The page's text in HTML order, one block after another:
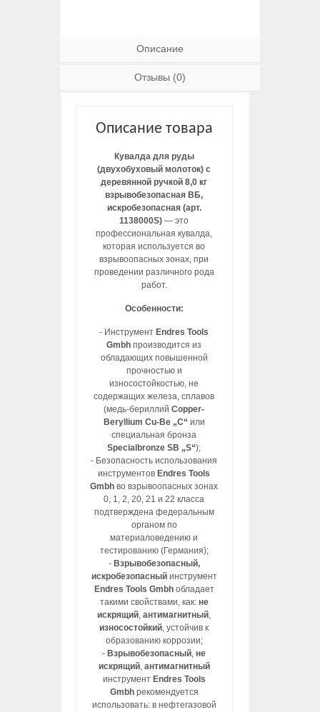
Описание
Отзывы (0)
Описание товара
Кувалда для руды
(двухобуховый молоток) с
деревянной ручкой 8,0 кг
взрывобезопасная ВБ,
искробезопасная (арт.
1138000S) — это
профессиональная кувалда,
которая используется во
взрывоопасных зонах, при
проведении различного рода
работ.
Особенности:
- Инструмент Endres Tools
Gmbh производится из
обладающих повышенной
прочностью и
износостойкостью, не
содержащих железа, сплавов
(медь-бериллийCopper-
Beryllium Cu-Be „C“ или
специальная бронза
Specialbronze SB „S“);
- Безопасность использования
инструментов Endres Tools
Gmbh во взрывоопасных зонах
0, 1, 2, 20, 21 и 22 класса
подтверждена федеральным
органом по
материаловедению и
тестированию (Германия);
- Взрывобезопасный,
искробезопасныйинструмент
Endres Tools Gmbhобладает
такими свойствами, как: не
искрящий,антимагнитный,
износостойкий, устойчив к
образованию коррозии;
- Взрывобезопасный,не
искрящий, антимагнитный
инструмент Endres Tools
Gmbhрекомендуется
использовать: в нефтегазовой